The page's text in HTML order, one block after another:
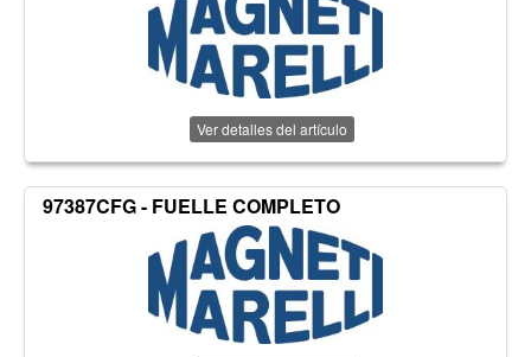
Ver detalles del artículo
97387CFG - FUELLE COMPLETO